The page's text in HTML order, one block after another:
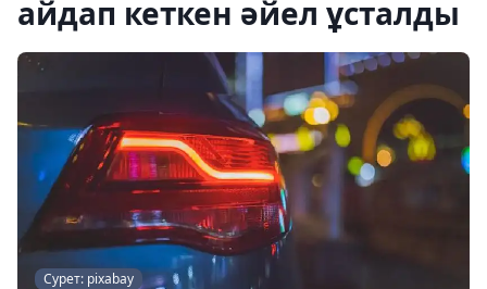
айдап кеткен әйел ұсталды
Сурет: pixabay